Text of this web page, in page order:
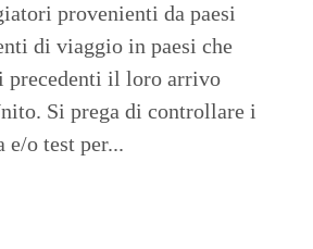
provenienti da paesi
di viaggio in paesi che
precedenti il loro arrivo
Si prega di controllare i
e/o test per...